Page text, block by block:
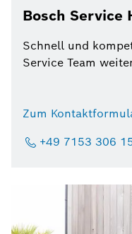
Bosch Service
Schnell und
Service Team
Zum
+49 7153 306